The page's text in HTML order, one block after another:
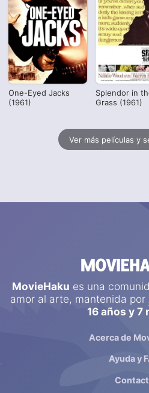
One-Eyed Jacks
(1961)
Splendor in
Grass (1961)
Ver más películas y
MovieHaku es una
amor al arte, mantenida por
16 años y 7
Acerca de
Ayuda y